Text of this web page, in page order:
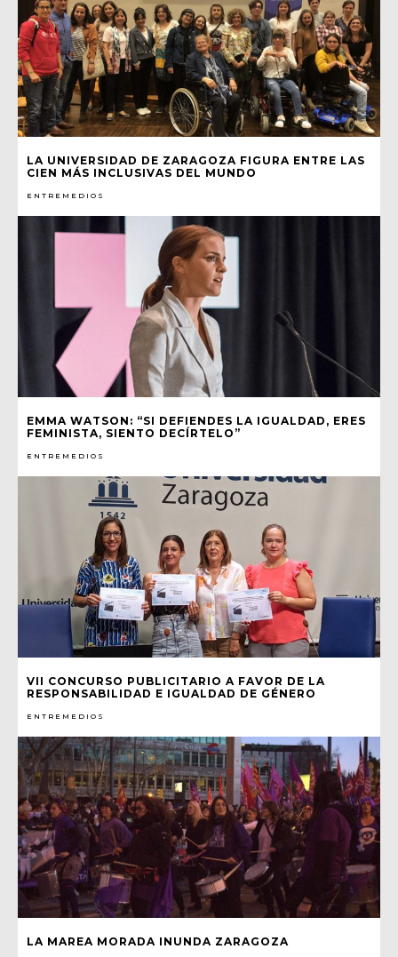
LA UNIVERSIDAD DE ZARAGOZA FIGURA ENTRE LAS
CIEN MÁS INCLUSIVAS DEL MUNDO
ENTREMEDIOS
EMMA WATSON: “SI DEFIENDES LA IGUALDAD, ERES
FEMINISTA, SIENTO DECÍRTELO”
ENTREMEDIOS
VII CONCURSO PUBLICITARIO A FAVOR DE LA
RESPONSABILIDAD E IGUALDAD DE GÉNERO
ENTREMEDIOS
LA MAREA MORADA INUNDA ZARAGOZA